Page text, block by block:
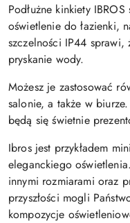
Podłużne kinkiety
oświetlenie do łazienki,
szczelności IP44
pryskanie wody.
Możesz je zastosować
salonie, a także w
będą się świetnie
Ibros jest przykładem
eleganckiego
innymi rozmiarami oraz
przyszłości mogli
kompozycje